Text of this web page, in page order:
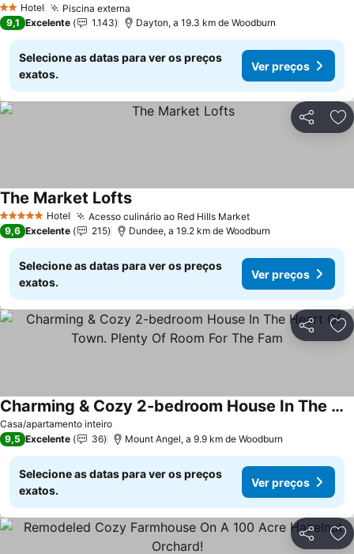
2 Estrelas
Hotel Piscina externa
9,1 Excelente 1.143 Dayton, a 19.3 km de Woodburn
Selecione as datas para ver os preços
exatos.
Ver preços
Partilhar
5 Estrelas Hotel Acesso culinário ao Red Hills MarketVer preços
The Market LoftsVer preços
9,6 Excelente 215 Dundee, a 19.2 km de Woodburn
Selecione as datas para ver os preços
exatos.
Ver preços
Partilhar
Casa/apartamento inteiro
Charming & Cozy 2-bedroom House In The Heart Of Town. Plenty Of Room For The Fam
Ver preços
9,5 Excelente 36 Mount Angel, a 9.9 km de Woodburn
Selecione as datas para ver os preços
exatos.
Ver preços
Partilhar